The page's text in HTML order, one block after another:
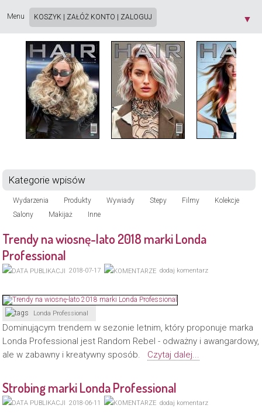
Menu ▼
KOSZYK ZAŁÓŻ KONTO ZALOGUJ
Kategorie wpisów
Wydarzenia Produkty Wywiady Stepy Filmy
Kolekcje
Salony
Makijaż Inne
Trendy na wiosnę-lato 2018 marki Londa
Professional
2018-07-17 dodaj komentarz
Londa Professional
Dominującym trendem w sezonie letnim, który proponuje marka
Londa Professional jest Random Rebel - odważny i awangardowy,
ale w zabawny i kreatywny sposób. Czytaj dalej...
Strobing marki Londa Professional
2018-06-11 dodaj komentarz
cookie, zgodnie z aktualnymi ustawieniami przeglądarki. Dowiedz się więcej o
Prywatności [X]